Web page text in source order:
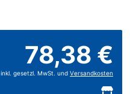
78,38 €
inkl. gesetzl. MwSt. und Versandkosten